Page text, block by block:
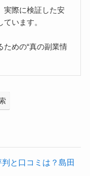
実際に検証した安
います。
ための“真の副業情
と口コミは？島田